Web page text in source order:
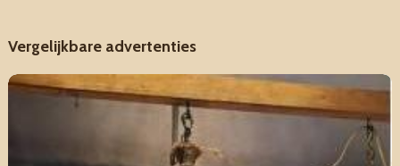
Vergelijkbare advertenties